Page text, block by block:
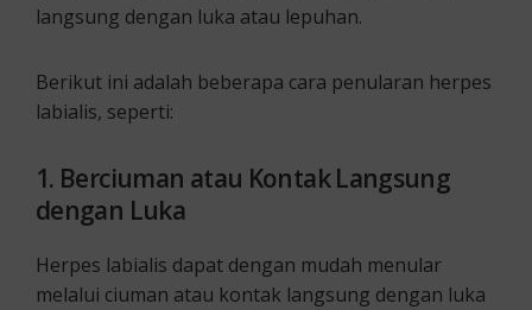
langsung dengan luka atau lepuhan.
Berikut ini adalah beberapa cara penularan herpes
labialis, seperti:
1. Berciuman atau Kontak Langsung
dengan Luka
Herpes labialis dapat dengan mudah menular
melalui ciuman atau kontak langsung dengan luka